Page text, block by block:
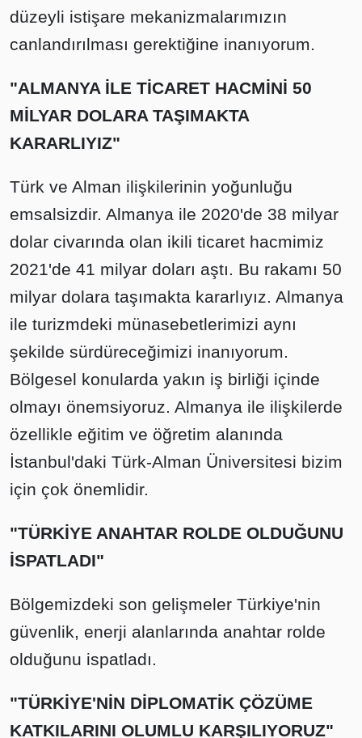
düzeyli istişare mekanizmalarımızın
canlandırılması gerektiğine inanıyorum.
"ALMANYA İLE TİCARET HACMİNİ 50
MİLYAR DOLARA TAŞIMAKTA
KARARLIYIZ"
Türk ve Alman ilişkilerinin yoğunluğu
emsalsizdir. Almanya ile 2020'de 38 milyar
dolar civarında olan ikili ticaret hacmimiz
2021'de 41 milyar doları aştı. Bu rakamı 50
milyar dolara taşımakta kararlıyız. Almanya
ile turizmdeki münasebetlerimizi aynı
şekilde sürdüreceğimizi inanıyorum.
Bölgesel konularda yakın iş birliği içinde
olmayı önemsiyoruz. Almanya ile ilişkilerde
özellikle eğitim ve öğretim alanında
İstanbul'daki Türk-Alman Üniversitesi bizim
için çok önemlidir.
"TÜRKİYE ANAHTAR ROLDE OLDUĞUNU
İSPATLADI"
Bölgemizdeki son gelişmeler Türkiye'nin
güvenlik, enerji alanlarında anahtar rolde
olduğunu ispatladı.
"TÜRKİYE'NİN DİPLOMATİK ÇÖZÜME
KATKILARINI OLUMLU KARŞILIYORUZ"